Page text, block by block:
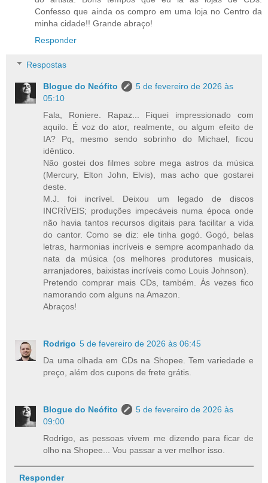
Confesso que ainda os compro em uma loja no Centro da
minha cidade!! Grande abraço!
Responder
Respostas
Blogue do Neófito
5 de fevereiro de 2026 às
05:10
Fala, Roniere. Rapaz... Fiquei impressionado com
aquilo. É voz do ator, realmente, ou algum efeito de
IA? Pq, mesmo sendo sobrinho do Michael, ficou
idêntico.
Não gostei dos filmes sobre mega astros da música
(Mercury, Elton John, Elvis), mas acho que gostarei
deste.
M.J. foi incrível. Deixou um legado de discos
INCRÍVEIS; produções impecáveis numa época onde
não havia tantos recursos digitais para facilitar a vida
do cantor. Como se diz: ele tinha gogó. Gogó, belas
letras, harmonias incríveis e sempre acompanhado da
nata da música (os melhores produtores musicais,
arranjadores, baixistas incríveis como Louis Johnson).
Pretendo comprar mais CDs, também. Às vezes fico
namorando com alguns na Amazon.
Abraços!
Rodrigo 5 de fevereiro de 2026 às 06:45
Da uma olhada em CDs na Shopee. Tem variedade e
preço, além dos cupons de frete grátis.
Blogue do Neófito
5 de fevereiro de 2026 às
09:00
Rodrigo, as pessoas vivem me dizendo para ficar de
olho na Shopee... Vou passar a ver melhor isso.
Responder